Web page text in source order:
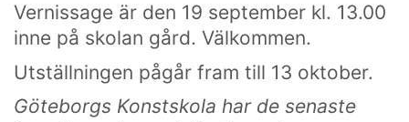
Vernissage är den 19 september kl. 13.00
inne på skolan gård. Välkommen.
Utställningen pågår fram till 13 oktober.
Göteborgs Konstskola har de senaste
HITTA OSS
Göteborgs konstskola
Första Långgatan 10,